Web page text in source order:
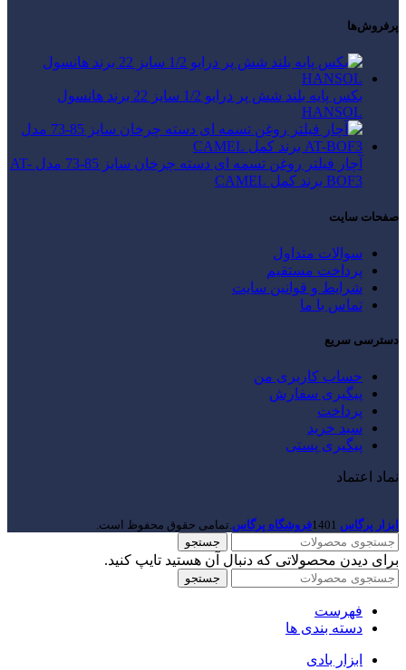
پرفروش‌ها
بکس پایه بلند شش پر درایو 1/2 سایز 22 برند هانسول
HANSOL
آچار فیلتر روغن تسمه ای دسته چرخان سایز 85-73 مدل AT-
BOF3 برند کمل CAMEL
صفحات سایت
سوالات متداول
پرداخت مستقیم
شرایط و قوانین سایت
تماس با ما
دسترسی سریع
حساب کاربری من
پیگیری سفارش
پرداخت
سبد خرید
پیگیری پستی
نماد اعتماد
ابزار پرگاس 1401فروشگاه پرگاس.تمامی حقوق محفوظ است.
جستجو
برای دیدن محصولاتی که دنبال آن هستید تایپ کنید.
جستجو
فهرست
دسته بندی ها
ابزار بادی